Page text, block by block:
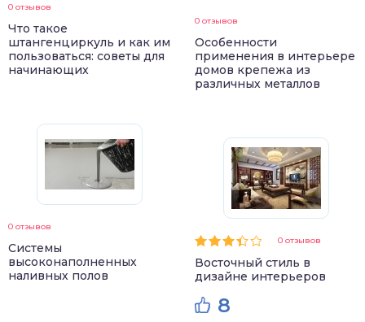
0 отзывов
Что такое
штангенциркуль и как им
пользоваться: советы для
начинающих
0 отзывов
Системы
высоконаполненных
наливных полов
0 отзывов
Особенности
применения в интерьере
домов крепежа из
различных металлов
0 отзывов
Восточный стиль в
дизайне интерьеров
8